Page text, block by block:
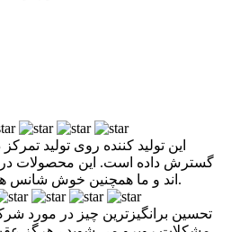
این تولید کننده روی تولید
گسترش داده است. این محصولات در
اند و ما همچنین خوش شانس هستیم که با آنها همکاری کنیم.
تحسین برانگیزترین چیز در مورد